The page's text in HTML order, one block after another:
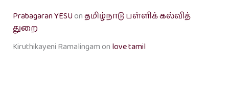
Prabagaran YESUonதமிழ்நாடு பள்ளிக் கல்வித்
துறை
Kiruthikayeni Ramalingamon love tamil